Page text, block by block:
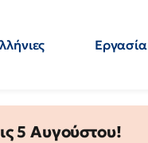
Εργασία
5 Αυγούστου!